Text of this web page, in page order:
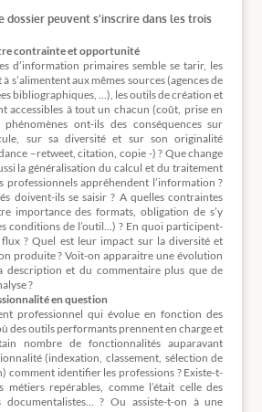
dossier peuvent s’inscrire dans les trois
contrainte et opportunité
d’information primaires semble se tarir, les
s’alimentent aux mêmes sources (agences de
bibliographiques, …), les outils de création et
accessibles à tout un chacun (coût, prise en
ont-ils des conséquences sur
sur sa diversité et sur son originalité
–retweet, citation, copie -) ? Que change
la généralisation du calcul et du traitement
professionnels appréhendent l’information ?
doivent-ils se saisir ? A quelles contraintes
importance des formats, obligation de s’y
conditions de l’outil…) ? En quoi participent-
? Quel est leur impact sur la diversité et
produite ? Voit-on apparaitre une évolution
description et du commentaire plus que de
?
en question
professionnel qui évolue en fonction des
des outils performants prennent en charge et
nombre de fonctionnalités auparavant
(indexation, classement, sélection de
comment identifier les professions ? Existe-t-
métiers repérables, comme l’était celle des
documentalistes… ? Ou assiste-t-on à une